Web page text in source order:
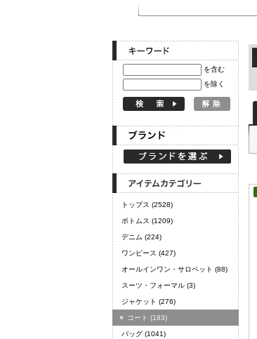
を含む
を除く
トップス (2528)
ボトムス (1209)
デニム (224)
ワンピース (427)
オールインワン・サロペット (88)
スーツ・フォーマル (3)
ジャケット (276)
× コート (183)
バッグ (1041)